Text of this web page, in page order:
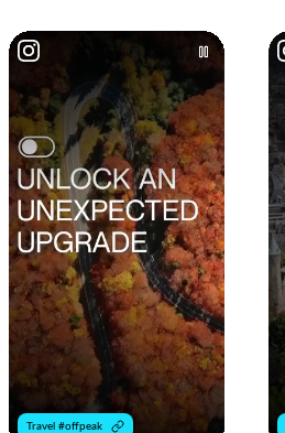
Travel #offpeak